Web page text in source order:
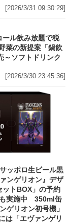
[2026/3/31 09:30:29]
ル飲み放題で税
菜の新提案「鍋飲
～ソフトドリンク
[2026/3/30 23:45:36]
ッポロ生ビール黒
ンゲリオン』デザ
ットBOX」の予約
実施中 350ml缶
ゲリオン初号機」
は「エヴァンゲリ